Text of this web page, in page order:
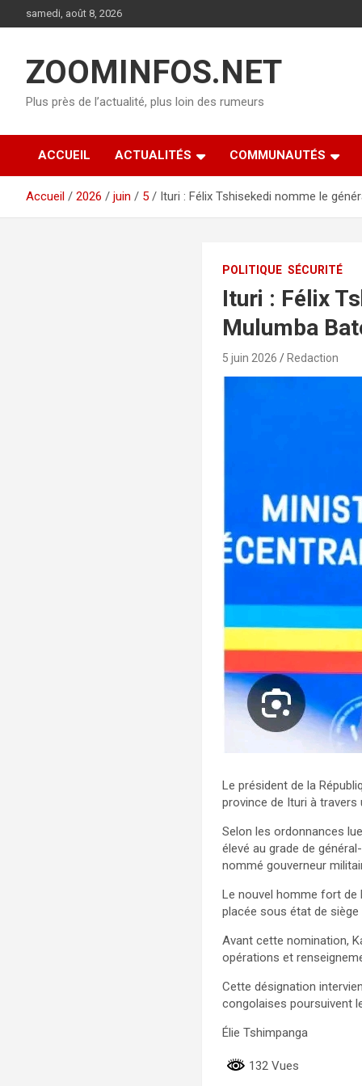
au
samedi, août 8, 2026
ZOOMINFOS.NET
Plus près de l’actualité, plus loin des rumeurs
ACCUEIL ACTUALITÉS COMMUNAUTÉS
Accueil 2026 juin 5 Ituri : Félix Tshisekedi nomme le
POLITIQUE SÉCURITÉ
Ituri : Félix
Mulumba
5 juin 2026 Redaction
Le président de la
province de Ituri à travers
Selon les ordonnances
élevé au grade de
nommé gouverneur
Le nouvel homme fort de
placée sous état de siège
Avant cette nomination,
opérations et
Cette désignation
congolaises poursuivent
Élie Tshimpanga
132 Vues